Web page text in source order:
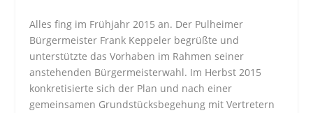
Alles fing im Frühjahr 2015 an. Der Pulheimer
Bürgermeister Frank Keppeler begrüßte und
unterstützte das Vorhaben im Rahmen seiner
anstehenden Bürgermeisterwahl. Im Herbst 2015
konkretisierte sich der Plan und nach einer
gemeinsamen Grundstücksbegehung mit Vertretern